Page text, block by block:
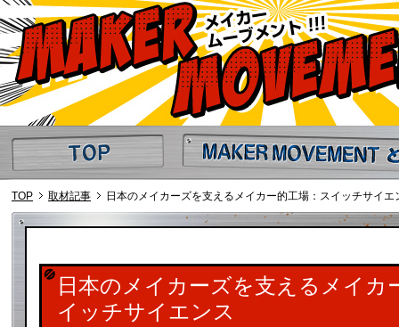
TOP MAKER MOVEMENT とは
TOP 取材記事 日本のメイカーズを支えるメイカー的工場：スイッチサイエ
日本のメイカーズを支えるメイカ
イッチサイエンス